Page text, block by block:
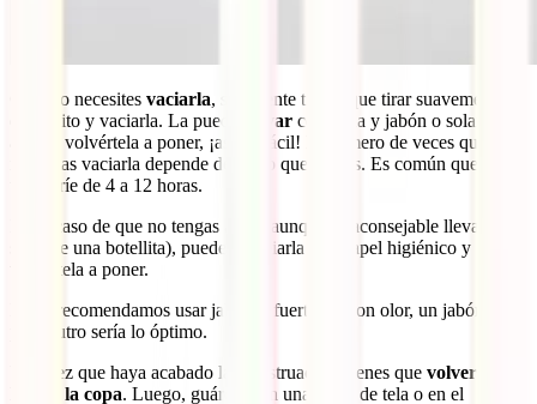
Cuando necesites vaciarla, solamente tienes que tirar suavemente
del rabito y vaciarla. La puedes
lavar con agua y jabón o solamente
agua y volvértela a poner, ¡así de fácil! El número de veces que
necesitas vaciarla depende del flujo que tengas. Es común que su
uso varíe de 4 a 12 horas.
En el caso de que no tengas agua (aunque es aconsejable llevar
siempre una botellita), puedes limpiarla con papel higiénico y
volvértela a poner.
No te recomendamos usar jabones fuertes ni con olor, un jabón de
pH neutro sería lo óptimo.
Una vez que haya acabado la menstruación, tienes que volver a
hervir la copa. Luego, guárdala en una bolsa de tela o en el